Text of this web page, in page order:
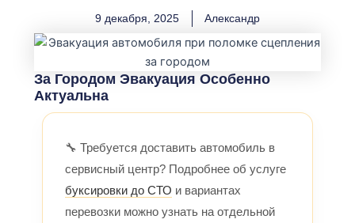
9 декабря, 2025 Александр
За Городом Эвакуация Особенно
Актуальна
🔧 Требуется доставить автомобиль в
сервисный центр? Подробнее об услуге
буксировки до СТО и вариантах
перевозки можно узнать на отдельной